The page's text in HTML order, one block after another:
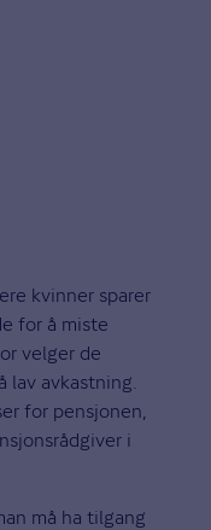
kvinner sparer
for å miste
velger de
lav avkastning.
for pensjonen,
i
må ha tilgang